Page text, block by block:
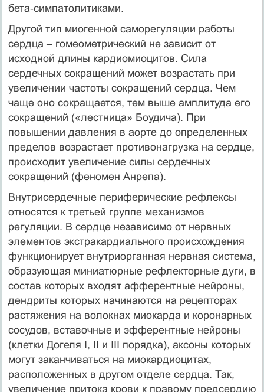
бета‑симпатолитиками.
Другой тип миогенной саморегуляции работы
сердца – гомеометрический не зависит от
исходной длины кардиомиоцитов. Сила
сердечных сокращений может возрастать при
увеличении частоты сокращений сердца. Чем
чаще оно сокращается, тем выше амплитуда его
сокращений («лестница» Боудича). При
повышении давления в аорте до определенных
пределов возрастает противонагрузка на сердце,
происходит увеличение силы сердечных
сокращений (феномен Анрепа).
Внутрисердечные периферические рефлексы
относятся к третьей группе механизмов
регуляции. В сердце независимо от нервных
элементов экстракардиального происхождения
функционирует внутриорганная нервная система,
образующая миниатюрные рефлекторные дуги, в
состав которых входят афферентные нейроны,
дендриты которых начинаются на рецепторах
растяжения на волокнах миокарда и коронарных
сосудов, вставочные и эфферентные нейроны
(клетки Догеля I, II и III порядка), аксоны которых
могут заканчиваться на миокардиоцитах,
расположенных в другом отделе сердца. Так,
увеличение притока крови к правому предсердию